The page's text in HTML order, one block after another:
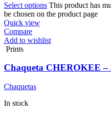
Select options This product has
be chosen on the product page
Quick view
Compare
Add to wishlist
Prints
Chaqueta CHEROKEE –
Chaquetas
In stock